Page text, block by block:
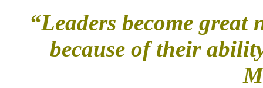
“Leaders become great
because of their